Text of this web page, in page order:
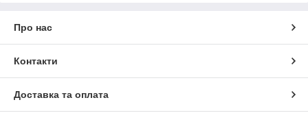
Про нас
Контакти
Доставка та оплата